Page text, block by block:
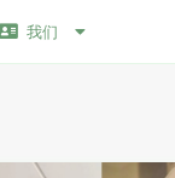
我们